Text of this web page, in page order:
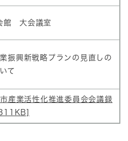
館 大会議室
振興新戦略プランの見直しの
て
産業活性化推進委員会会議録